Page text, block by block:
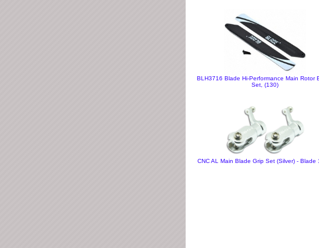
BLH3716 Blade Hi-Performance Main Rotor
Set, (130)
CNC AL Main Blade Grip Set (Silver) - Blade